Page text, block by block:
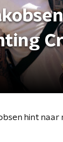
hint